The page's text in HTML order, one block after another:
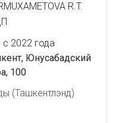
R.T.
с 2022 года
Юнусабадский
100
(Ташкентлэнд)